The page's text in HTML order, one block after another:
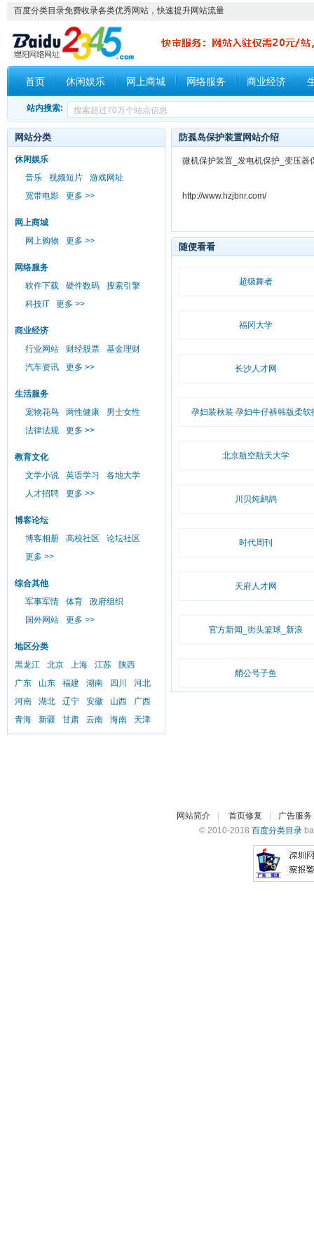
百度分类目录免费收录各类优秀网站，快速提升网站流量
首页 休闲娱乐 网上商城 网络服务 商业经济
站内搜索:
防孤岛保护装置网站介绍
微机保护装置_发电机保护_变压
http://www.hzjbnr.com/
随便看看
超级舞者
福冈大学
长沙人才网
孕妇装秋装 孕妇牛仔裤韩版柔软
北京航空航天大学
川贝炖鹧鸪
时代周刊
天府人才网
官方新闻_街头篮球_新浪
艄公号子鱼
网站分类
休闲娱乐
音乐
视频短片
游戏网址
宽带电影
更多 >>
网上商城
网上购物
更多 >>
网络服务
软件下载
硬件数码
搜索引擎
科技IT
更多 >>
商业经济
行业网站
财经股票
基金理财
汽车资讯
更多 >>
生活服务
宠物花鸟
两性健康
男士女性
法律法规
更多 >>
教育文化
文学小说
英语学习
各地大学
人才招聘
更多 >>
博客论坛
博客相册
高校社区
论坛社区
更多 >>
综合其他
军事军情
体育
政府组织
国外网站
更多 >>
地区分类
黑龙江
北京 上海 江苏
陕西
广东
山东 福建 湖南 四川
河北
河南
湖北 辽宁 安徽 山西
广西
青海
新疆 甘肃 云南 海南 天津
网站简介 首页修复
广告服务
© 2010-2018 百度分类目录